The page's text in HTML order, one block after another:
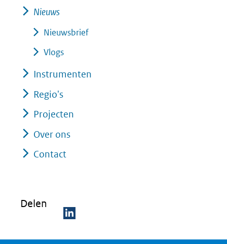
Nieuws
Nieuwsbrief
Vlogs
Instrumenten
Regio's
Projecten
Over ons
Contact
Delen